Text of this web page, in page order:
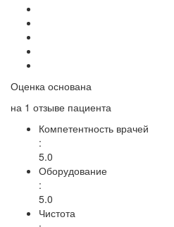
Оценка основана
на 1 отзыве пациента
Компетентность врачей
:
5.0
Оборудование
:
5.0
Чистота